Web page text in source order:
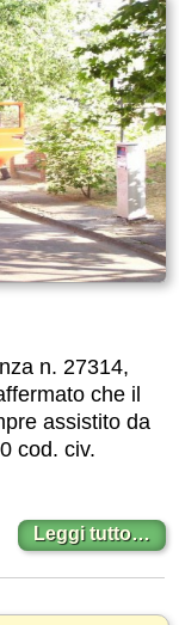
n. 27314,
che il
assistito da
cod. civ.
Leggi tutto…